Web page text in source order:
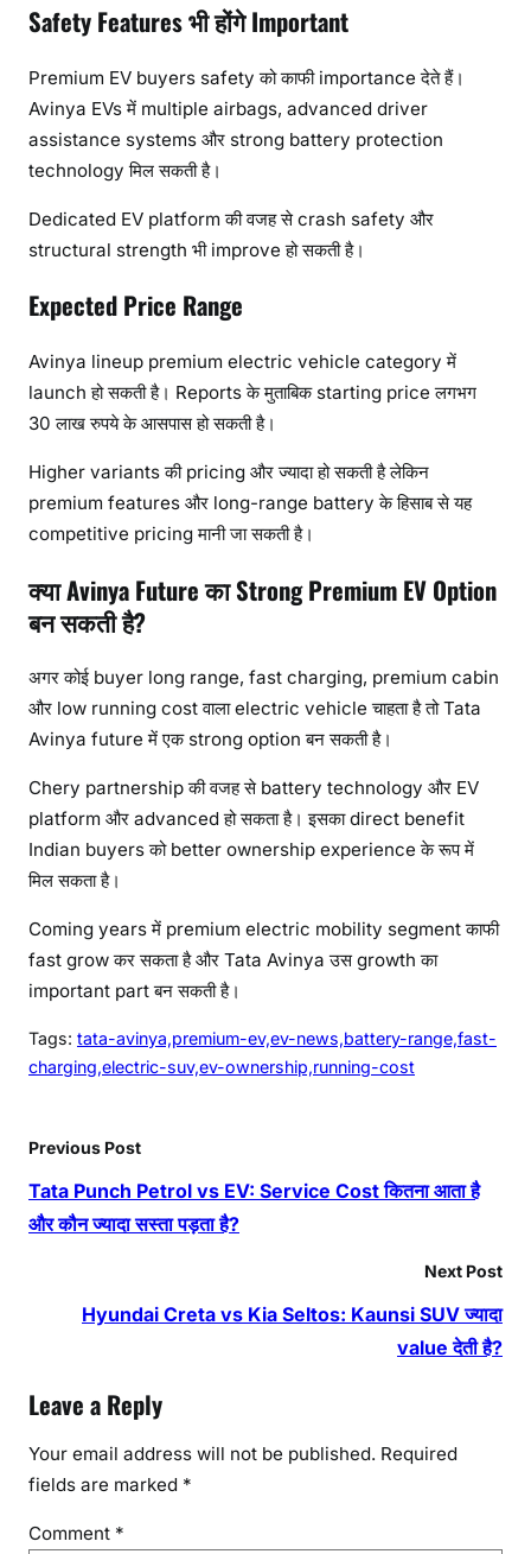
Safety Features भी होंगे Important
Premium EV buyers safety को काफी importance देते हैं।
Avinya EVs में multiple airbags, advanced driver
assistance systems और strong battery protection
technology मिल सकती है।
Dedicated EV platform की वजह से crash safety और
structural strength भी improve हो सकती है।
Expected Price Range
Avinya lineup premium electric vehicle category में
launch हो सकती है। Reports के मुताबिक starting price लगभग
30 लाख रुपये के आसपास हो सकती है।
Higher variants की pricing और ज्यादा हो सकती है लेकिन
premium features और long-range battery के हिसाब से यह
competitive pricing मानी जा सकती है।
क्या Avinya Future का Strong Premium EV Option
बन सकती है?
अगर कोई buyer long range, fast charging, premium cabin
और low running cost वाला electric vehicle चाहता है तो Tata
Avinya future में एक strong option बन सकती है।
Chery partnership की वजह से battery technology और EV
platform और advanced हो सकता है। इसका direct benefit
Indian buyers को better ownership experience के रूप में
मिल सकता है।
Coming years में premium electric mobility segment काफी
fast grow कर सकता है और Tata Avinya उस growth का
important part बन सकती है।
Tags: tata-avinya,premium-ev,ev-news,battery-range,fast-
charging,electric-suv,ev-ownership,running-cost
Previous Post
Tata Punch Petrol vs EV: Service Cost कितना आता है
और कौन ज्यादा सस्ता पड़ता है?
Next Post
Hyundai Creta vs Kia Seltos: Kaunsi SUV ज्यादा
value देती है?
Leave a Reply
Your email address will not be published. Required
fields are marked *
Comment *